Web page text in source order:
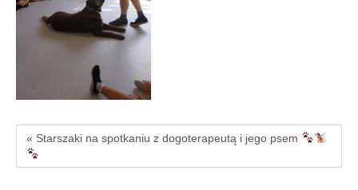
« Starszaki na spotkaniu z dogoterapeutą i jego psem